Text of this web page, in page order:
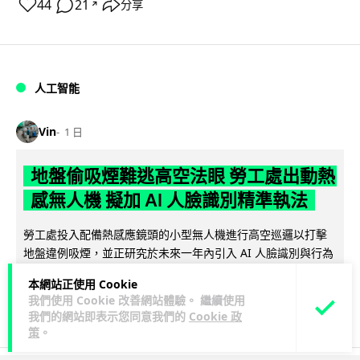
本網站正使用 Cookie
我們使用 Cookie 改善網站體驗。 繼續使用
我們的網站即表示您同意我們的 Cookie 政
策 。
44 21 ↗ 分享
人工智能
Vin 1 日
地盤偷吸煙難逃高空法眼 勞工處出動熱
感無人機 擬加 AI 人臉識別精準執法
勞工處投入配備熱感應鏡頭的小型無人機進行高空巡邏以打擊
地盤違例吸煙，並正研究於未來一年內引入 AI 人臉識別與行為
248 60 ↗ 分享